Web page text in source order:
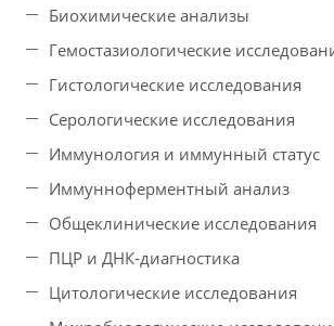
Биохимические анализы
Гемостазиологические
Гистологические исследования
Серологические исследования
Иммунология и иммунный статус
Иммунноферментный анализ
Общеклинические исследования
ПЦР и ДНК-диагностика
Цитологические исследования